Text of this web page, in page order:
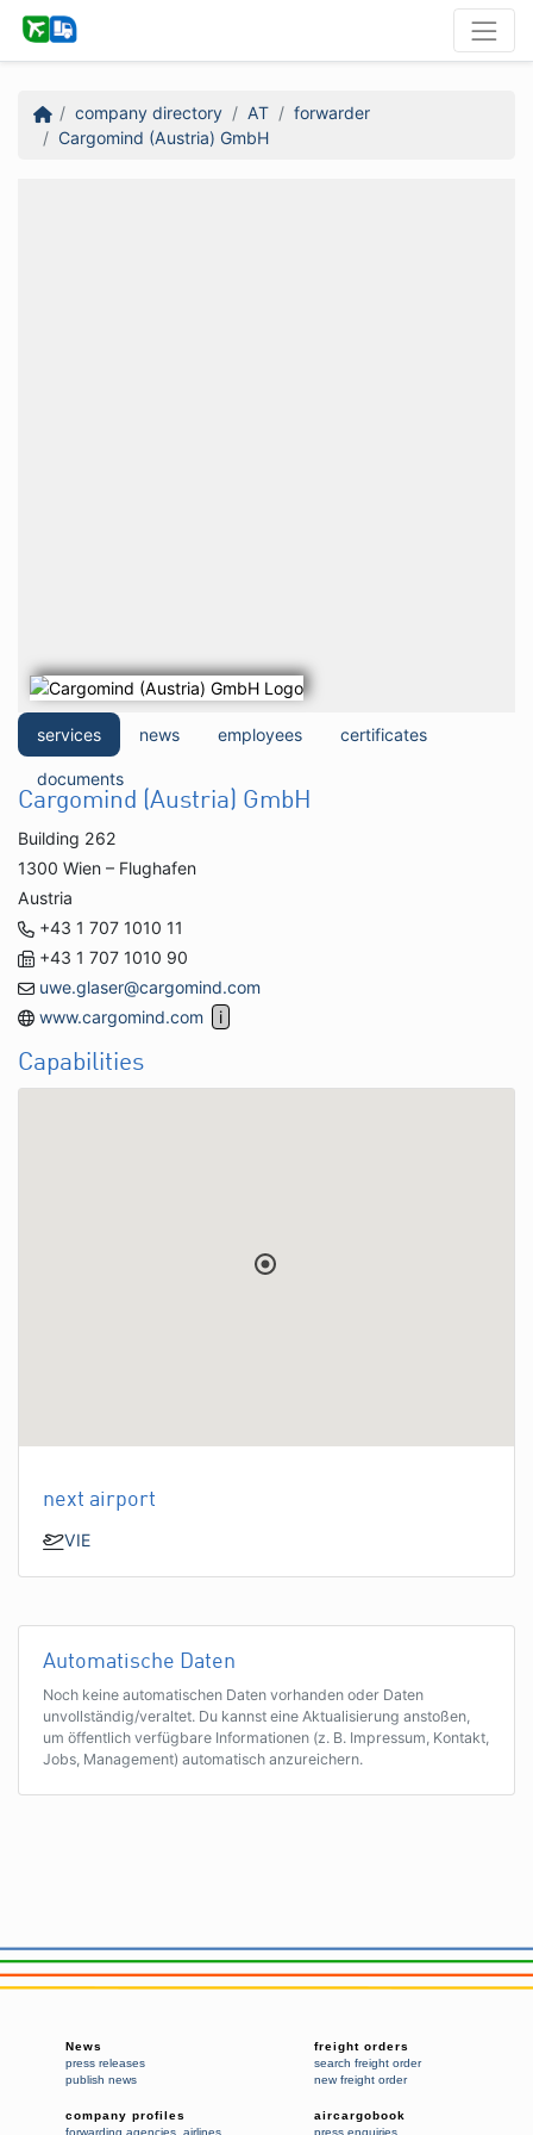
company directory AT
forwarder
Cargomind (Austria) GmbH
services news employees certificates
documents
Cargomind (Austria) GmbH
Building 262
1300 Wien – Flughafen
Austria
+43 1 707 1010 11
+43 1 707 1010 90
uwe.glaser@cargomind.com
www.cargomind.com
Capabilities
next airport
VIE
Automatische Daten
Noch keine automatischen Daten vorhanden oder Daten
unvollständig/veraltet. Du kannst eine Aktualisierung anstoßen,
um öffentlich verfügbare Informationen (z. B. Impressum, Kontakt,
Jobs, Management) automatisch anzureichern.
News
press releases
publish news
freight orders
search freight order
new freight order
company profiles
forwarding agencies airlines
aircargobook
press enquiries